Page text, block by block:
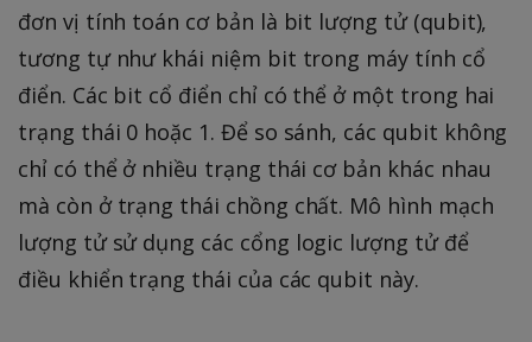
đơn vị tính toán cơ bản là bit lượng tử (qubit),
tương tự như khái niệm bit trong máy tính cổ
điển. Các bit cổ điển chỉ có thể ở một trong hai
trạng thái 0 hoặc 1. Để so sánh, các qubit không
chỉ có thể ở nhiều trạng thái cơ bản khác nhau
mà còn ở trạng thái chồng chất. Mô hình mạch
lượng tử sử dụng các cổng logic lượng tử để
điều khiển trạng thái của các qubit này.